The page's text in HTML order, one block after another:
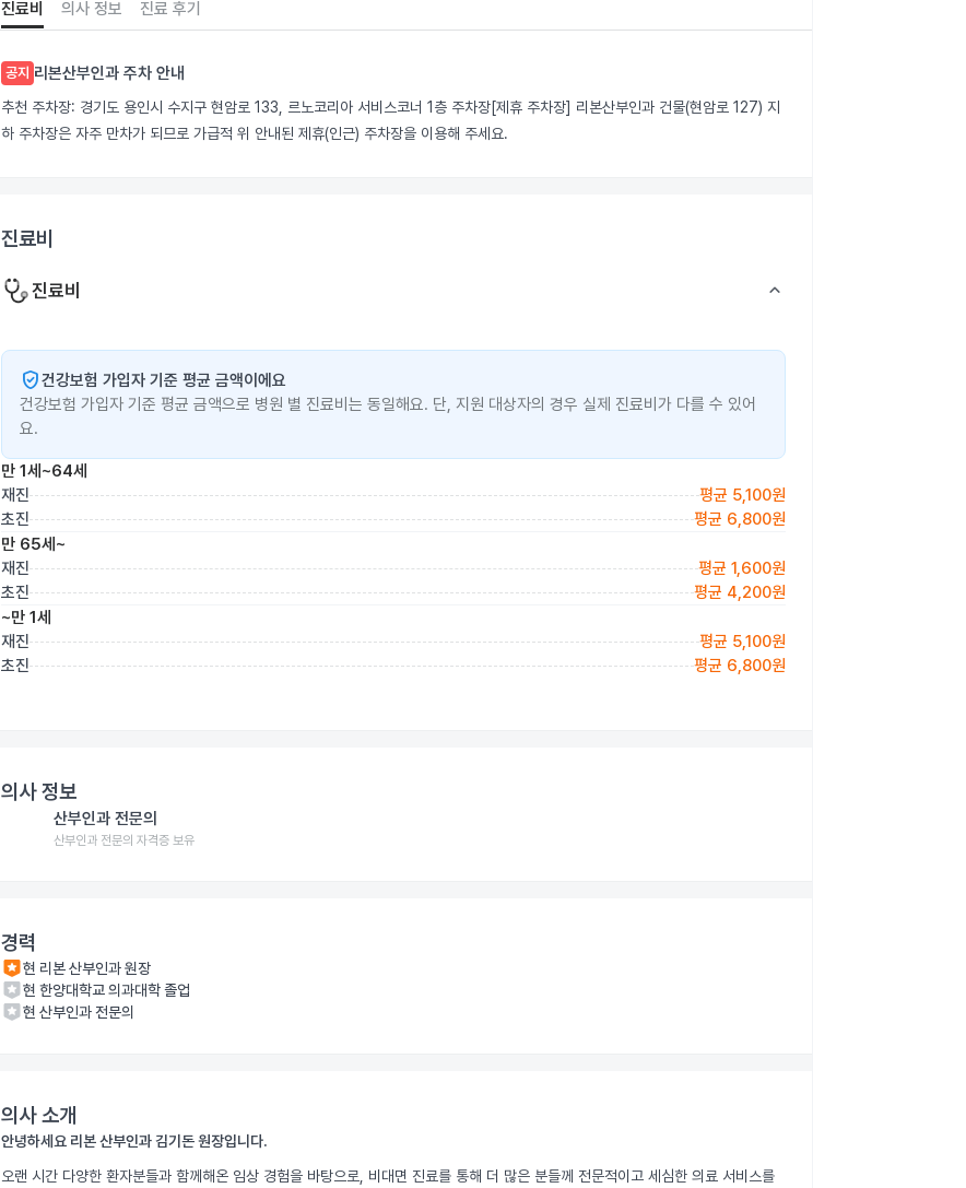
진료비 의사 정보 진료 후기
공지 리본산부인과 주차 안내
추천 주차장: 경기도 용인시 수지구 현암로 133, 르노코리아 서비스코너 1층 주차장[제휴 주차장] 리본산부인과 건물(현암로 127) 지
하 주차장은 자주 만차가 되므로 가급적 위 안내된 제휴(인근) 주차장을 이용해 주세요.
진료비
진료비 keyboard_arrow_up
verified_user건강보험 가입자 기준 평균 금액이에요
건강보험 가입자 기준 평균 금액으로 병원 별 진료비는 동일해요. 단, 지원 대상자의 경우 실제 진료비가 다를 수 있어
요.
만 1세~64세
재진
평균 5,100원
초진
평균 6,800원
만 65세~
재진
평균 1,600원
초진
평균 4,200원
~만 1세
재진
평균 5,100원
초진
평균 6,800원
의사 정보
산부인과 전문의
산부인과 전문의 자격증 보유
경력
현 리본 산부인과 원장
현 한양대학교 의과대학 졸업
현 산부인과 전문의
의사 소개
안녕하세요 리본 산부인과 김기돈 원장입니다.
오랜 시간 다양한 환자분들과 함께해온 임상 경험을 바탕으로, 비대면 진료를 통해 더 많은 분들께 전문적이고 세심한 의료 서비스를